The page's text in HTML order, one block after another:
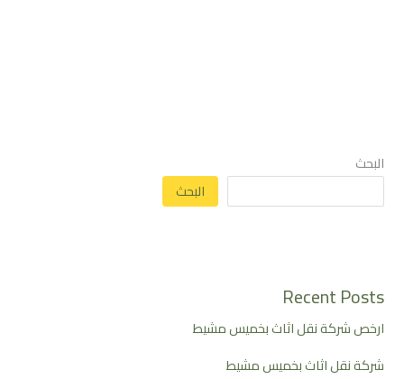
البحث
البحث
Recent Posts
ارخص شركة نقل اثاث بخميس مشيط
شركة نقل اثاث بخميس مشيط